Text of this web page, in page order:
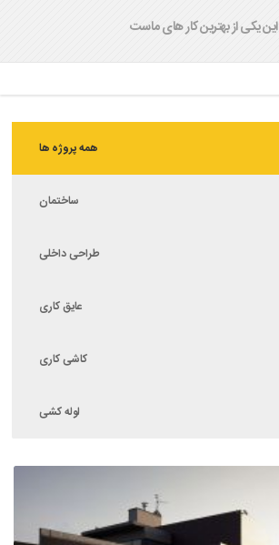
این یکی از بهترین کار های ماست
همه پروژه ها
ساختمان
طراحی داخلی
عایق کاری
کاشی کاری
لوله کشی